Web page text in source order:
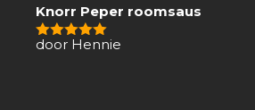
Knorr Peper roomsaus
5van 5
door Hennie